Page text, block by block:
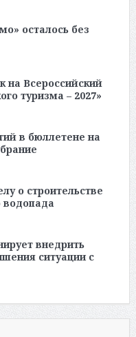
осталось без
на Всероссийский
туризма – 2027»
в бюллетене на
о строительстве
водопада
внедрить
ситуации с